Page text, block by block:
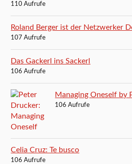
110 Aufrufe
Roland Berger ist der Netzwerker
107 Aufrufe
Das Gackerl ins Sackerl
106 Aufrufe
Managing Oneself by
106 Aufrufe
Celia Cruz: Te busco
106 Aufrufe